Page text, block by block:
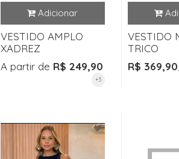
VESTIDO AMPLO
XADREZ
A partir de R$ 249,90
+3
VESTIDO
TRICO
R$ 369,90